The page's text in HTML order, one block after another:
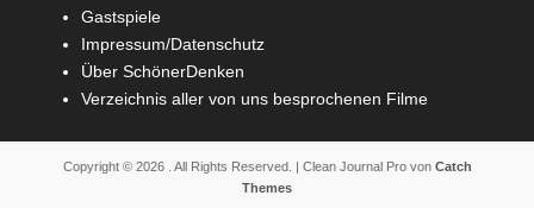
Gastspiele
Impressum/Datenschutz
Über SchönerDenken
Verzeichnis aller von uns besprochenen Filme
Copyright © 2026 . All Rights Reserved. | Clean Journal Pro von Catch
Themes